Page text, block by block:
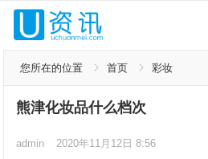
您所在的位置 首页 彩妆
熊津化妆品什么档次
admin 2020年11月12日 8:56